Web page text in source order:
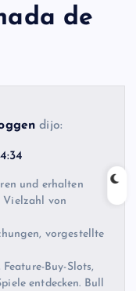
de
dijo:
und erhalten
Vielzahl von
vorgestellte
Buy-Slots,
entdecken. Bull